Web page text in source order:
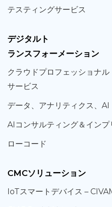
テスティングサービス
デジタルト
ランスフォーメーション
クラウドプロフェッショナル
サービス
データ、 アナリティクス、 AI
AIコンサルティング＆ インプ
ローコード
CMCソリューション
IoTスマートデバイス –